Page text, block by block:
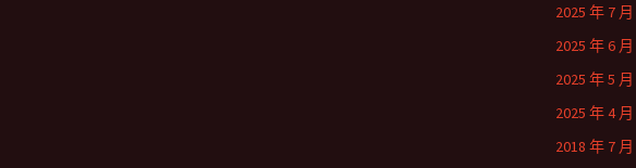
2025 年 7 月
2025 年 6 月
2025 年 5 月
2025 年 4 月
2018 年 7 月